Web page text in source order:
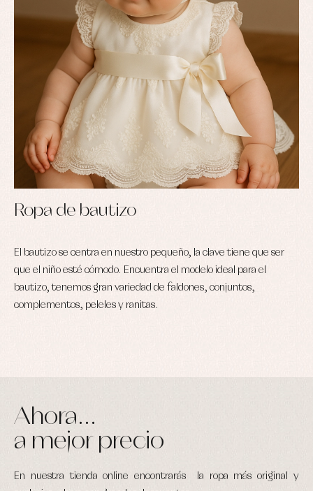
Ropa de bautizo
El bautizo se centra en nuestro pequeño, la clave tiene que ser
que el niño esté cómodo. Encuentra el modelo ideal para el
bautizo, tenemos gran variedad de faldones, conjuntos,
complementos, peleles y ranitas.
Ahora...
a mejor precio
En nuestra tienda online encontrarás la ropa más original y